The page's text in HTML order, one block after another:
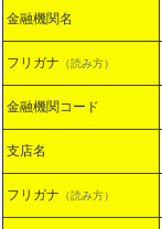
金融機関名
フリガナ （読み方）
金融機関コード
支店名
フリガナ （読み方）